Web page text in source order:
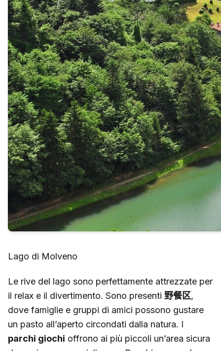
Lago di Molveno
Le rive del lago sono perfettamente attrezzate per
il relax e il divertimento. Sono presenti 野餐区,
dove famiglie e gruppi di amici possono gustare
un pasto all’aperto circondati dalla natura. I
parchi giochi offrono ai più piccoli un’area sicura